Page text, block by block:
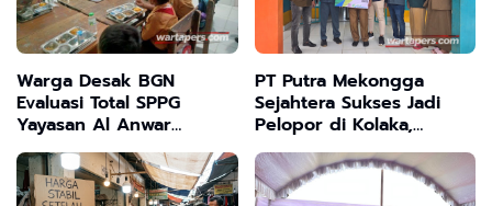
Warga Desak BGN
Evaluasi Total SPPG
Yayasan Al Anwar
Modung, Diduga
Langgar SOP MBG
PT Putra Mekongga
Sejahtera Sukses Jadi
Pelopor di Kolaka,
Gratiskan BPJS
Ketenagakerjaan untuk
300 Pekerja Rentan